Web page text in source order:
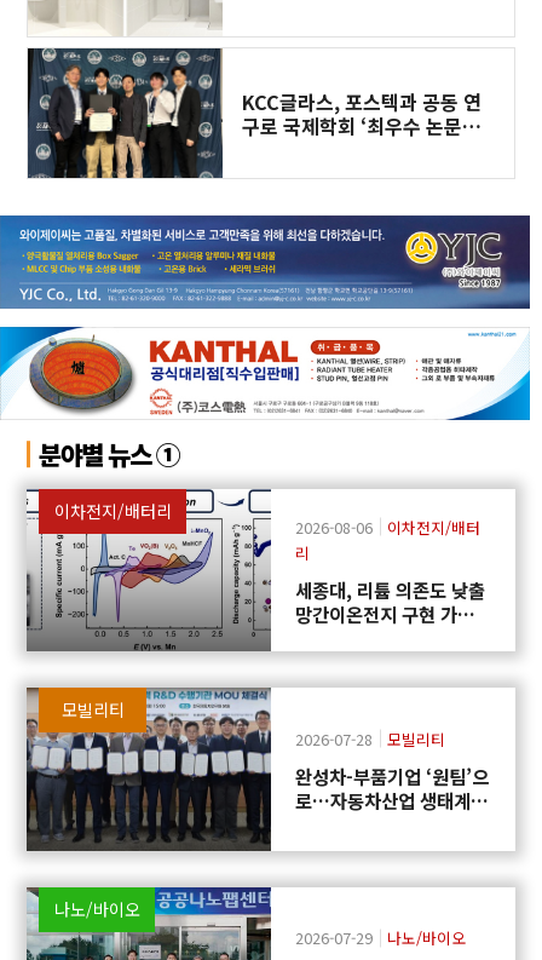
KCC글라스, 포스텍과 공동 연
구로 국제학회 ‘최우수 논문상’
분야별 뉴스 ①
이차전지/배터리
2026-08-06
이차전지/배터
리
세종대, 리튬 의존도 낮출
망간이온전지 구현 가능
모빌리티
2026-07-28 모빌리티
완성차-부품기업 ‘원팀’으
로…자동차산업 생태계
나노/바이오
2026-07-29 나노/바이오